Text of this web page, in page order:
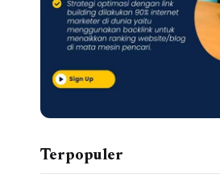
Terpopuler